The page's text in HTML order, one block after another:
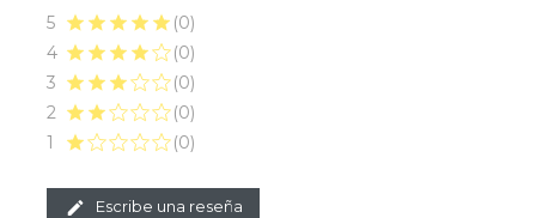
5
(0)
4
(0)
3
(0)
2
(0)
1
(0)
Escribe una reseña